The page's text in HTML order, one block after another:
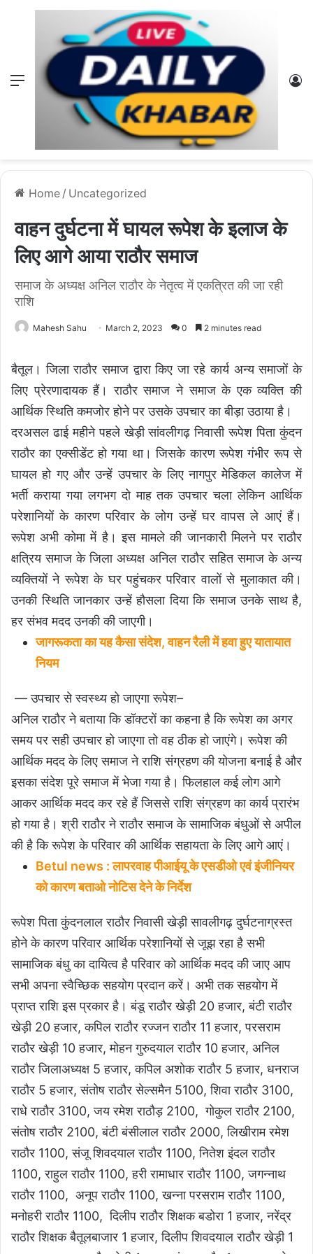
Menu
Home / Uncategorized
वाहन दुर्घटना में घायल रूपेश के इलाज के
लिए आगे आया राठौर समाज
समाज के अध्यक्ष अनिल राठौर के नेतृत्व में एकत्रित की जा रही
राशि
Mahesh Sahu March 2, 2023 0 2 minutes read
बैतूल। जिला राठौर समाज द्वारा किए जा रहे कार्य अन्य समाजों के
लिए प्रेरणादायक हैं। राठौर समाज ने समाज के एक व्यक्ति की
आर्थिक स्थिति कमजोर होने पर उसके उपचार का बीड़ा उठाया है।
दरअसल ढाई महीने पहले खेड़ी सांवलीगढ़ निवासी रूपेश पिता कुंदन
राठौर का एक्सीडेंट हो गया था। जिसके कारण रूपेश गंभीर रूप से
घायल हो गए और उन्हें उपचार के लिए नागपुर मेेडिकल कालेज में
भर्ती कराया गया लगभग दो माह तक उपचार चला लेकिन आर्थिक
परेशानियों के कारण परिवार के लोग उन्हें घर वापस ले आएं हैं।
रूपेश अभी कोमा में है। इस मामले की जानकारी मिलने पर राठौर
क्षत्रिय समाज के जिला अध्यक्ष अनिल राठौर सहित समाज के अन्य
व्यक्तियों ने रूपेश के घर पहुंचकर परिवार वालों से मुलाकात की।
उनकी स्थिति जानकार उन्हें हौसला दिया कि समाज उनके साथ है,
हर संभव मदद उनकी की जाएगी।
जागरूकता का यह कैसा संदेश, वाहन रैली में हवा हुए यातायात
नियम
— उपचार से स्वस्थ्य हो जाएगा रूपेश–
अनिल राठौर ने बताया कि डॉक्टरों का कहना है कि रूपेश का अगर
समय पर सही उपचार हो जाएगा तो वह ठीक हो जाएंगे। रूपेश की
आर्थिक मदद के लिए समाज ने राशि संग्रहण की योजना बनाई है और
इसका संदेश पूरे समाज में भेजा गया है। फिलहाल कई लोग आगे
आकर आर्थिक मदद कर रहे हैं जिससे राशि संग्रहण का कार्य प्रारंभ
हो गया है। श्री राठौर ने राठौर समाज के सामाजिक बंधुओं से अपील
की है कि रूपेश के परिवार की आर्थिक सहायता के लिए आगे आएं।
Betul news : लापरवाह पीआईयू के एसडीओ एवं इंजीनियर
को कारण बताओ नोटिस देने के निर्देश
रूपेश पिता कुंदनलाल राठौर निवासी खेड़ी सावलीगढ़ दुर्घटनाग्रस्त
होने के कारण परिवार आर्थिक परेशानियों से जूझ रहा है सभी
सामाजिक बंधु का दायित्व है परिवार को आर्थिक मदद की जाए आप
सभी अपना स्वैच्छिक सहयोग प्रदान करें। अभी तक सहयोग में
प्राप्त राशि इस प्रकार है। बंडू राठौर खेड़ी 20 हजार, बंटी राठौर
खेड़ी 20 हजार, कपिल राठौर रज्जन राठौर 11 हजार, परसराम
राठौर खेड़ी 10 हजार, मोहन गुरुदयाल राठौर 10 हजार, अनिल
राठौर जिलाअध्यक्ष 5 हजार, कपिल अशोक राठौर 5 हजार, धनराज
राठौर 5 हजार, संतोष राठौर सेल्समैन 5100, शिवा राठौर 3100,
राधे राठौर 3100, जय रमेश राठौड़ 2100, गोकुल राठौर 2100,
संतोष राठौर 2100, बंटी बंसीलाल राठौर 2000, लिखीराम रमेश
राठौर 1100, संजू शिवदयाल राठौर 1100, नितेश इंदल राठौर
1100, राहुल राठौर 1100, हरी रामाधार राठौर 1100, जगन्नाथ
राठौर 1100, अनूप राठौर 1100, खन्ना परसराम राठौर 1100,
मनोहरी राठौर 1100, दिलीप राठौर शिक्षक बडोरा 1 हजार, नरेंद्र
राठौर शिक्षक बैतूलबाजार 1 हजार, दिलीप शिवदयाल राठौर खेड़ी 1